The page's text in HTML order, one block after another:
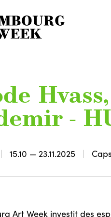
-
15.10 — 23.11.2025
Art Week investit des